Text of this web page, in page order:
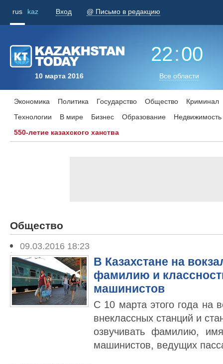
rus kaz Вход @ Письмо в редакцию
10 марта 2016
22:00
Все области
Экономика Политика Государство Общество
Криминал
Технологии
В мире Бизнес Образование
Недвижимость
550-летие казахского ханства
Общество
09.03.2016 18:23
В Казахстане на
фамилию и
машинистов
С 10 марта этого года на
внеклассных станций и
озвучивать фамилию,
машинистов, ведущих